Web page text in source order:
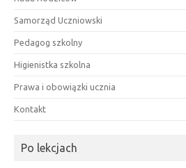
Samorząd Uczniowski
Pedagog szkolny
Higienistka szkolna
Prawa i obowiązki ucznia
Kontakt
Po lekcjach